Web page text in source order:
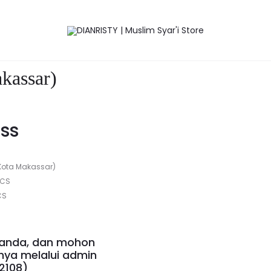
Makassar)
dan mohon
melalui admin
)